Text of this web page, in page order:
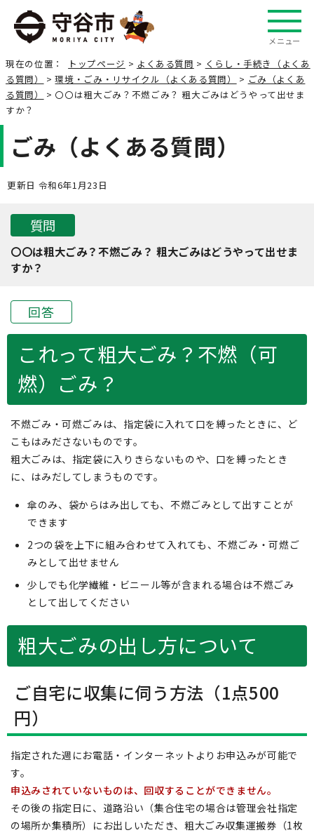
メニュー
現在の位置： トップページ > よくある質問 > くらし・手続き（よくあ
る質問）
>環境・ごみ・リサイクル（よくある質問） > ごみ（よくあ
る質問）
> 〇〇は粗大ごみ？不燃ごみ？ 粗大ごみはどうやって出せま
すか？
ごみ（よくある質問）
更新日 令和6年1月23日
質問
〇〇は粗大ごみ？不燃ごみ？ 粗大ごみはどうやって出せま
すか？
回答
これって粗大ごみ？不燃（可
燃）ごみ？
不燃ごみ・可燃ごみは、指定袋に入れて口を縛ったときに、ど
こもはみださないものです。
粗大ごみは、指定袋に入りきらないものや、口を縛ったとき
に、はみだしてしまうものです。
傘のみ、袋からはみ出しても、不燃ごみとして出すことが
できます
2つの袋を上下に組み合わせて入れても、不燃ごみ・可燃ご
みとして出せません
少しでも化学繊維・ビニール等が含まれる場合は不燃ごみ
として出してください
粗大ごみの出し方について
ご自宅に収集に伺う方法（1点500
円）
指定された週にお電話・インターネットよりお申込みが可能で
す。
申込みされていないものは、回収することができません。
その後の指定日に、道路沿い（集合住宅の場合は管理会社指定
の場所か集積所）にお出しいただき、粗大ごみ収集運搬券（1枚